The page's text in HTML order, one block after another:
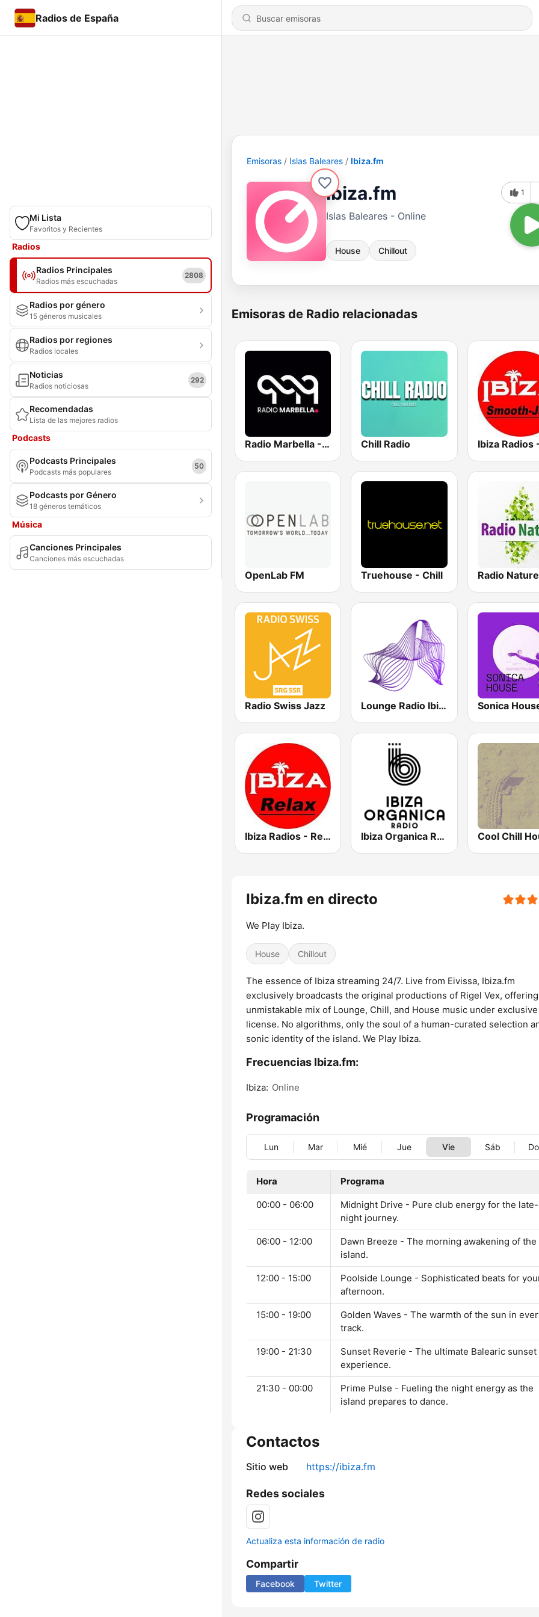
Radios de España
Mi Lista
Favoritos y Recientes
Radios
Radios Principales
Radios más escuchadas
2808
Radios por género
15 géneros musicales
Radios por regiones
Radios locales
Noticias
Radios noticiosas
292
Recomendadas
Lista de las mejores radios
Podcasts
Podcasts Principales
Podcasts más populares
50
Podcasts por Género
18 géneros temáticos
Música
Canciones Principales
Canciones más escuchadas
Emisoras Islas Baleares Ibiza.fm
Ibiza.fm
Islas Baleares - Online
House Chillout
1
Emisoras de Radio relacionadas
Radio Marbella - Vocal Deep House Chill Radio
OpenLab FM Truehouse - Chill Radio Nature
Radio Swiss Jazz Lounge Radio Ibiza Sonica
Ibiza Radios - Relax Ibiza Organica Radio Cool Chill
Ibiza.fm en directo
We Play Ibiza.
House Chillout
The essence of Ibiza streaming 24/7. Live from Eivissa, Ibiza.fm
exclusively broadcasts the original productions of Rigel Vex,
unmistakable mix of Lounge, Chill, and House music under exclusive
license. No algorithms, only the soul of a human-curated selection
sonic identity of the island. We Play Ibiza.
Frecuencias Ibiza.fm:
Ibiza: Online
Programación
Lun Mar Mié Jue Vie Sáb
Hora Programa
00:00 - 06:00
Midnight Drive - Pure club energy for the late-
night journey.
06:00 - 12:00
Dawn Breeze - The morning awakening of the
island.
12:00 - 15:00
Poolside Lounge - Sophisticated beats for
afternoon.
15:00 - 19:00
Golden Waves - The warmth of the sun in
track.
19:00 - 21:30
Sunset Reverie - The ultimate Balearic sunset
experience.
21:30 - 00:00
Prime Pulse - Fueling the night energy as the
island prepares to dance.
Contactos
Sitio web https://ibiza.fm
Redes sociales
Actualiza esta información de radio
Compartir
Facebook Twitter